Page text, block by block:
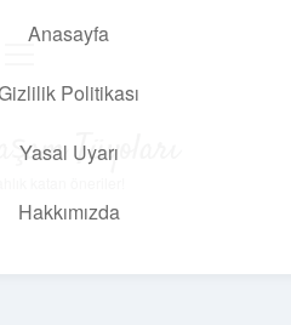
Anasayfa
Politikası
Yasal Uyarı
Hakkımızda
Tüyoları